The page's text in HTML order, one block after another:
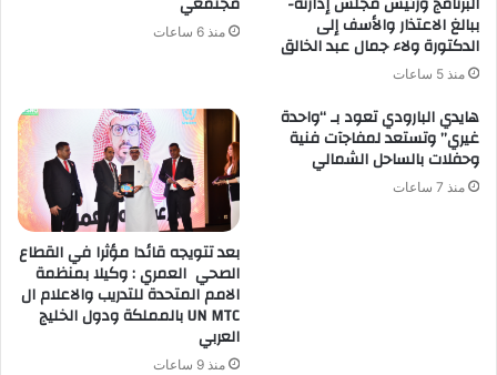
ببالغ الاعتذار والأسف إلى
الدكتورة ولاء جمال عبد الخالق
منذ 5 ساعات
منذ 6 ساعات
هايدي البارودي تعود بـ “واحدة
غيري” وتستعد لمفاجآت فنية
وحفلات بالساحل الشمالي
منذ 7 ساعات
بعد تتويجه قائدا مؤثرا في القطاع
الصحي العمري : وكيلا بمنظمة
الامم المتحدة للتدريب والاعلام ال
UN MTC بالمملكة ودول الخليج
العربي
منذ 9 ساعات